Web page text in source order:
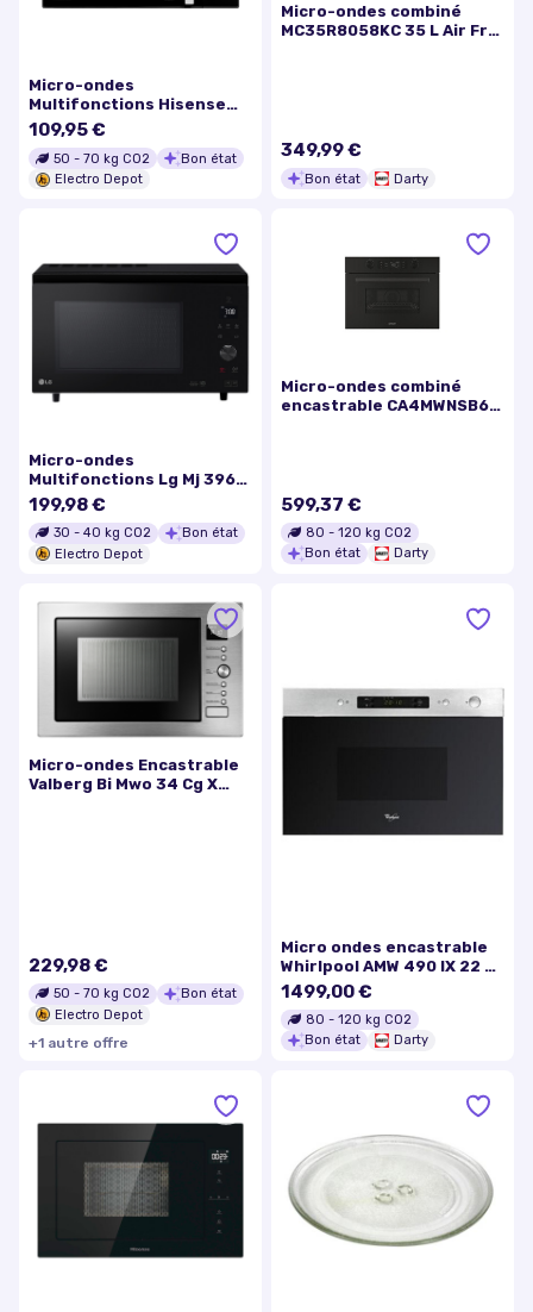
Micro-ondes
Multifonctions Hisense
H23mobs5h2c3 23l
109,95 €
50 - 70 kg CO2
Bon état
Electro Depot
Micro-ondes combiné
MC35R8058KC 35 L Air Fry
349,99 €
Bon état Darty
Micro-ondes
Multifonctions Lg Mj 3965
Bib
199,98 €
30 - 40 kg CO2
Bon état
Electro Depot
Micro-ondes combiné
encastrable CA4MWNSB6N
599,37 €
80 - 120 kg CO2
Bon état
Darty
Micro-ondes Encastrable
Valberg Bi Mwo 34 Cg X
229,98 €
50 - 70 kg CO2
Bon état
Electro Depot
+1 autre offre
Micro ondes encastrable
Whirlpool AMW 490 IX 22 L
Argent
1499,00 €
80 - 120 kg CO2
Bon état
Darty